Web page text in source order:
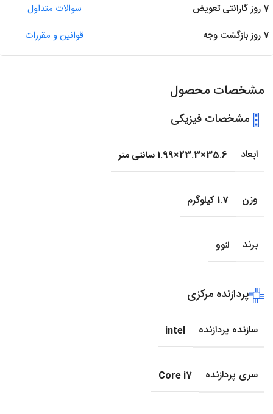
7 روز گارانتی تعویض
سوالات متداول
7 روز بازگشت وجه
قوانین و مقررات
مشخصات محصول
مشخصات فیزیکی
ابعاد 35.6×23.3×1.99 سانتی متر
وزن 1.7 کیلوگرم
برند لنوو
پردازنده مرکزی
سازنده پردازنده intel
سری پردازنده Core i7